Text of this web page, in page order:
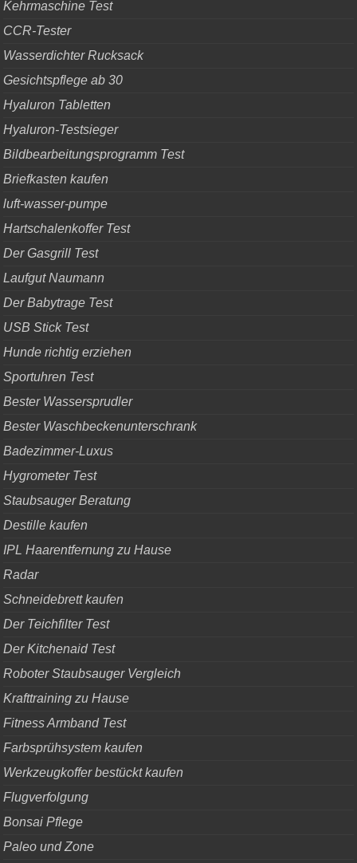
Kehrmaschine Test
CCR-Tester
Wasserdichter Rucksack
Gesichtspflege ab 30
Hyaluron Tabletten
Hyaluron-Testsieger
Bildbearbeitungsprogramm Test
Briefkasten kaufen
luft-wasser-pumpe
Hartschalenkoffer Test
Der Gasgrill Test
Laufgut Naumann
Der Babytrage Test
USB Stick Test
Hunde richtig erziehen
Sportuhren Test
Bester Wassersprudler
Bester Waschbeckenunterschrank
Badezimmer-Luxus
Hygrometer Test
Staubsauger Beratung
Destille kaufen
IPL Haarentfernung zu Hause
Radar
Schneidebrett kaufen
Der Teichfilter Test
Der Kitchenaid Test
Roboter Staubsauger Vergleich
Krafttraining zu Hause
Fitness Armband Test
Farbsprühsystem kaufen
Werkzeugkoffer bestückt kaufen
Flugverfolgung
Bonsai Pflege
Paleo und Zone